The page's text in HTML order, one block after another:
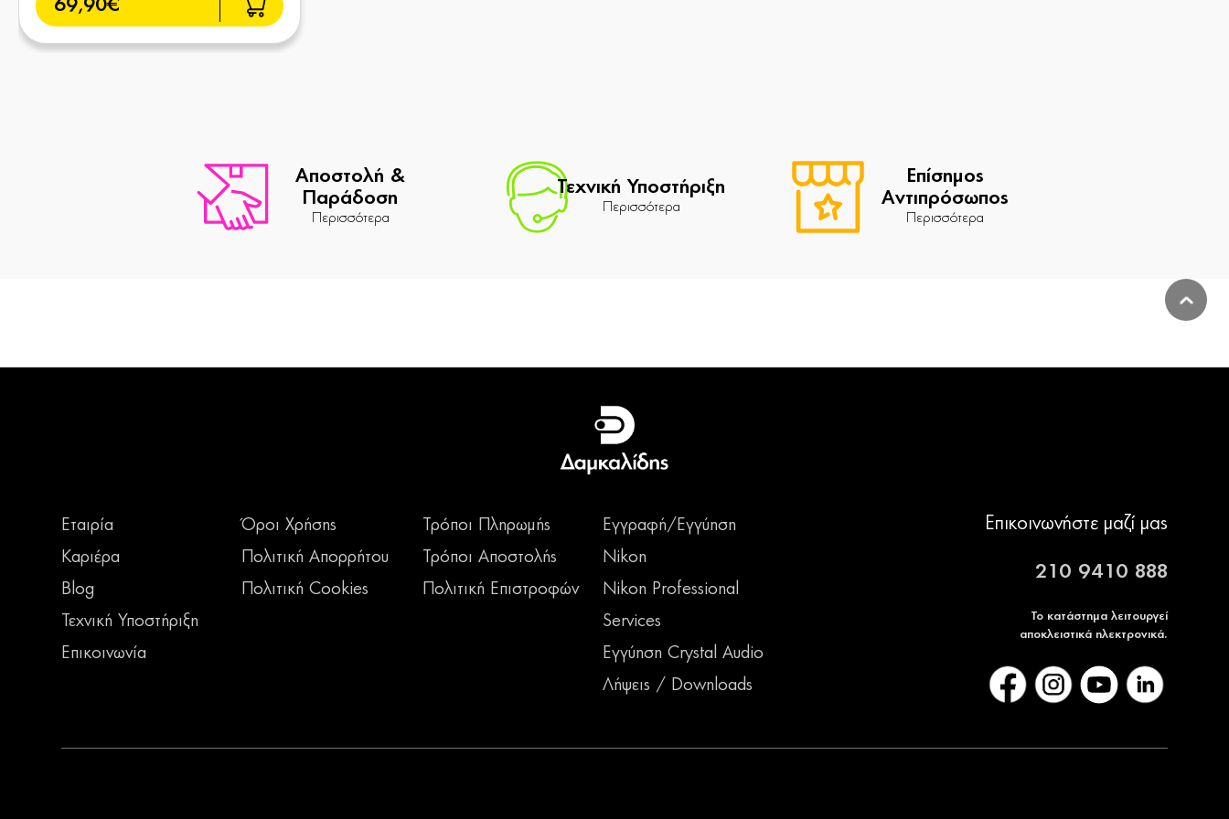
69,90€
Αποστολή &
Παράδοση
Περισσότερα
Τεχνική Υποστήριξη
Περισσότερα
Επίσημος
Αντιπρόσωπος
Περισσότερα
Εταιρία
Καριέρα
Blog
Τεχνική Υποστήριξη
Επικοινωνία
Όροι Χρήσης
Πολιτική Απορρήτου
Πολιτική Cookies
Τρόποι Πληρωμής
Τρόποι Αποστολής
Πολιτική Επιστροφών
Εγγραφή/Εγγύηση
Nikon
Nikon Professional
Services
Εγγύηση Crystal Audio
Λήψεις / Downloads
Επικοινωνήστε μαζί μας
210 9410 888
Το κατάστημα λειτουργεί
αποκλειστικά ηλεκτρονικά.